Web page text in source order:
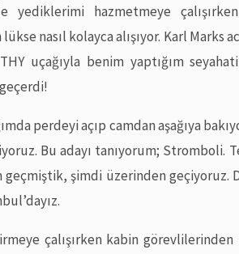
yediklerimi hazmetmeye
nasıl kolayca alışıyor. Karl Marks
uçağıyla benim yaptığım
perdeyi açıp camdan aşağıya
Bu adayı tanıyorum; Stromboli.
geçmiştik, şimdi üzerinden geçiyoruz.
çalışırken kabin görevlilerinden